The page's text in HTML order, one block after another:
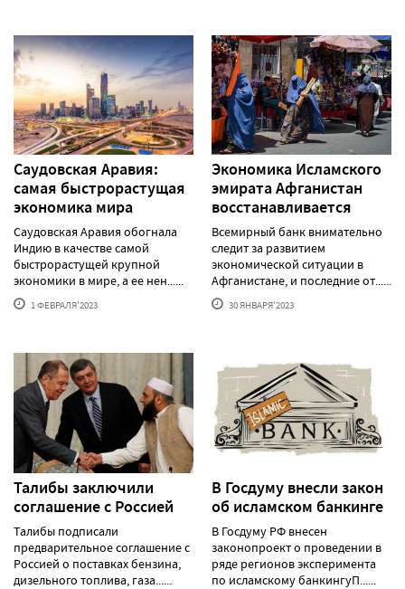
Саудовская Аравия:
самая быстрорастущая
экономика мира
Саудовская Аравия обогнала
Индию в качестве самой
быстрорастущей крупной
экономики в мире, а ее нен......
1 ФЕВРАЛЯ'2023
Экономика Исламского
эмирата Афганистан
восстанавливается
Всемирный банк внимательно
следит за развитием
экономической ситуации в
Афганистане, и последние от......
30 ЯНВАРЯ'2023
Талибы заключили
соглашение с Россией
Талибы подписали
предварительное соглашение с
Россией о поставках бензина,
дизельного топлива, газа......
В Госдуму внесли закон
об исламском банкинге
В Госдуму РФ внесен
законопроект о проведении в
ряде регионов эксперимента
по исламскому банкингуП......